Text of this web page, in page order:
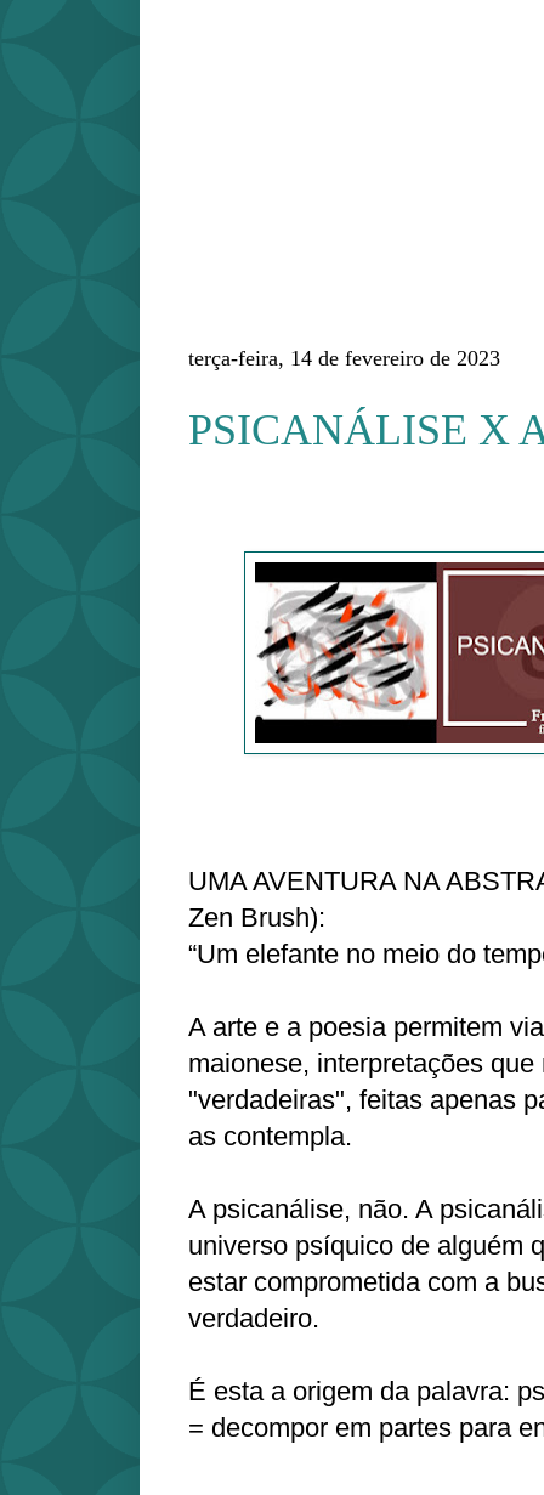
terça-feira, 14 de fevereiro de 2023
PSICANÁLISE X
UMA AVENTURA NA
Zen Brush):
“Um elefante no meio do
A arte e a poesia permitem
maionese, interpretações
"verdadeiras", feitas apenas
as contempla.
A psicanálise, não. A
universo psíquico de alguém
estar comprometida com a
verdadeiro.
É esta a origem da palavra:
= decompor em partes para